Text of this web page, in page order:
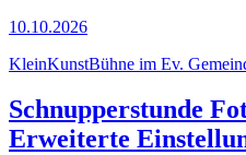
10.10.2026
KleinKunstBühne im Ev.
Schnupperstunde
Erweiterte